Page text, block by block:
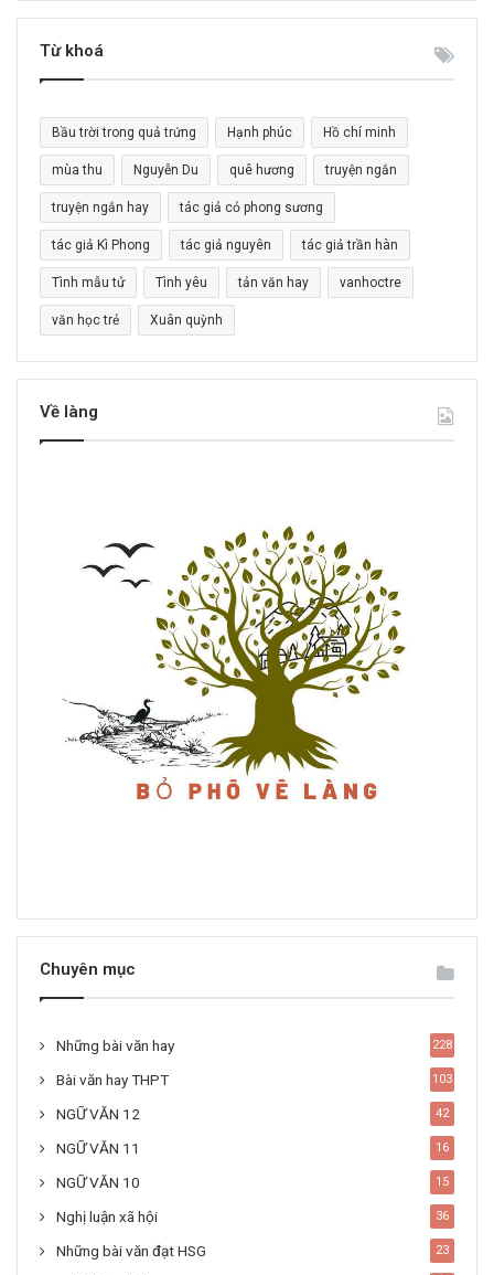
k
c
h
o
:
Từ khoá
Bầu trời trong quả trứng Hạnh phúc Hồ chí minh
mùa thu Nguyễn Du quê hương truyện ngắn
truyện ngắn hay tác giả cỏ phong sương
tác giả Kì Phong tác giả nguyên tác giả trần hàn
Tình mẫu tử Tình yêu tản văn hay vanhoctre
văn học trẻ Xuân quỳnh
Về làng
Chuyên mục
Những bài văn hay 228
Bài văn hay THPT 103
NGỮ VĂN 12 42
NGỮ VĂN 11 16
NGỮ VĂN 10 15
Nghị luận xã hội 36
Những bài văn đạt HSG 23